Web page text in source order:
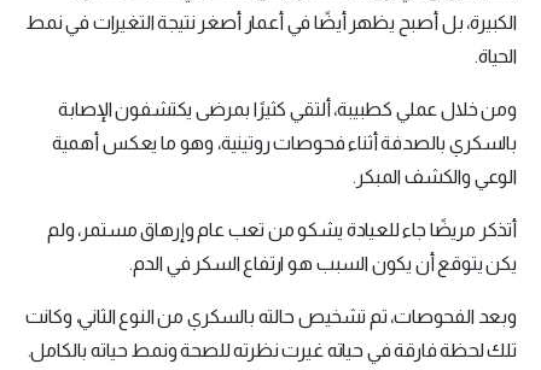
الكبيرة، بل أصبح يظهر أيضًا في أعمار أصغر نتيجة التغيرات في نمط
الحياة.
ومن خلال عملي كطبيبة، ألتقي كثيرًا بمرضى يكتشفون الإصابة
بالسكري بالصدفة أثناء فحوصات روتينية، وهو ما يعكس أهمية
الوعي والكشف المبكر.
أتذكر مريضًا جاء للعيادة يشكو من تعب عام وإرهاق مستمر، ولم
يكن يتوقع أن يكون السبب هو ارتفاع السكر في الدم.
وبعد الفحوصات، تم تشخيص حالته بالسكري من النوع الثاني، وكانت
تلك لحظة فارقة في حياته غيرت نظرته للصحة ونمط حياته بالكامل.